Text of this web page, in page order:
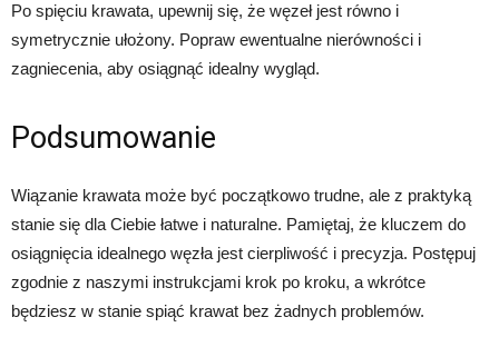
Po spięciu krawata, upewnij się, że węzeł jest równo i
symetrycznie ułożony. Popraw ewentualne nierówności i
zagniecenia, aby osiągnąć idealny wygląd.
Podsumowanie
Wiązanie krawata może być początkowo trudne, ale z praktyką
stanie się dla Ciebie łatwe i naturalne. Pamiętaj, że kluczem do
osiągnięcia idealnego węzła jest cierpliwość i precyzja. Postępuj
zgodnie z naszymi instrukcjami krok po kroku, a wkrótce
będziesz w stanie spiąć krawat bez żadnych problemów.